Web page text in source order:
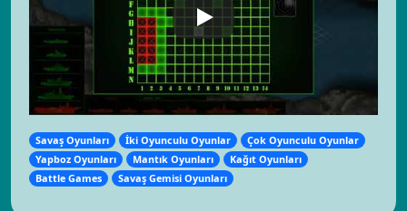
Savaş Oyunları İki Oyunculu Oyunlar
Çok Oyunculu Oyunlar
Yapboz Oyunları
Mantık Oyunları
Kağıt Oyunları
Battle Games
Savaş Gemisi Oyunları